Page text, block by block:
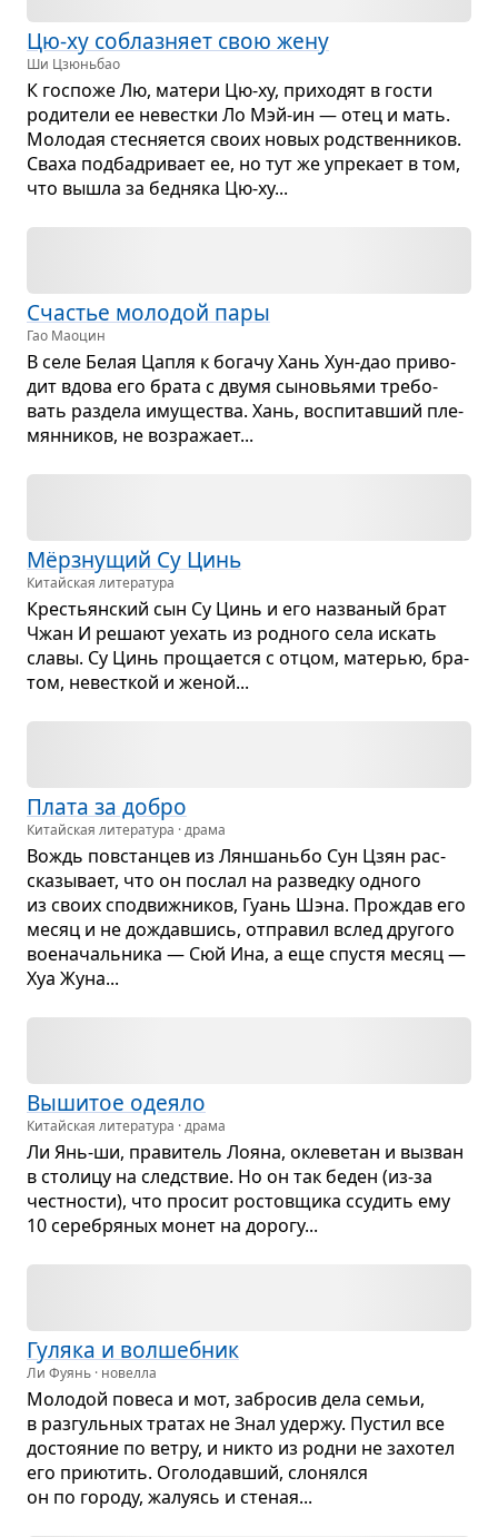
Цю-ху соблаз­няет свою жену
Ши Цзюньбао
К гос­поже Лю, матери Цю-ху, при­хо­дят в гости
роди­тели ее невестки Ло Мэй-ин — отец и мать.
Моло­дая стес­ня­ется своих новых род­ствен­ни­ков.
Сваха под­бадри­вает ее, но тут же упре­кает в том,
что вышла за бед­няка Цю-ху...
Сча­стье моло­дой пары
Гао Маоцин
В селе Белая Цапля к богачу Хань Хун-дао при­во­
дит вдова его брата с двумя сыно­вьями тре­бо­
вать раз­дела иму­ще­ства. Хань, вос­пи­тав­ший пле­
мян­ни­ков, не воз­ра­жает...
Мёрз­ну­щий Су Цинь
Китайская литература
Кре­стьян­ский сын Су Цинь и его назва­ный брат
Чжан И решают уехать из род­ного села искать
славы. Су Цинь про­ща­ется с отцом, мате­рью, бра­
том, невест­кой и женой...
Плата за добро
Китайская литература · драма
Вождь повстан­цев из Лян­шаньбо Сун Цзян рас­
ска­зы­вает, что он послал на раз­ведку одного
из своих спо­движ­ни­ков, Гуань Шэна. Про­ждав его
месяц и не дождав­шись, отпра­вил вслед дру­гого
вое­на­чаль­ника — Сюй Ина, а еще спу­стя месяц —
Хуа Жуна...
Выши­тое оде­яло
Китайская литература · драма
Ли Янь-ши, пра­ви­тель Лояна, окле­ве­тан и вызван
в сто­лицу на след­ствие. Но он так беден (из-за
чест­но­сти), что про­сит ро­­стов­щика ссу­дить ему
10 сере­бря­ных монет на дорогу...
Гуляка и вол­шеб­ник
Ли Фуянь · новелла
Моло­дой повеса и мот, забро­сив дела семьи,
в раз­гуль­ных тра­тах не Знал удержу. Пустил все
досто­я­ние по ветру, и никто из родни не захо­тел
его при­ю­тить. Ого­ло­дав­ший, сло­нялся
он по городу, жалу­ясь и сте­ная...